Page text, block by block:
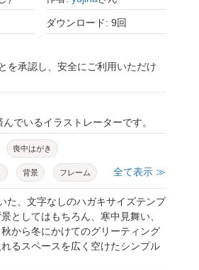
ダウンロード: 9回
を承認し、安全にご利用いただけ
でいるイラストレーターです。
喪中はがき
背景 フレーム
ベクター素材
全て表示 ≫
た、文字なしのハガキサイズテンプ
としてはもちろん、寒中見舞い、
から冬にかけてのグリーティング
るスペースを広く空けたシンプル